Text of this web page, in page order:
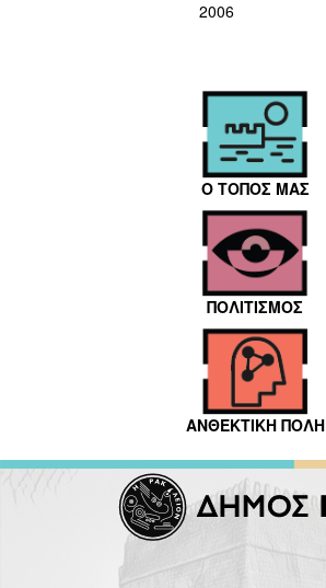
2006
Ο ΤΟΠΟΣ ΜΑΣ
ΠΟΛΙΤΙΣΜΟΣ
ΑΝΘΕΚΤΙΚΗ ΠΟΛΗ